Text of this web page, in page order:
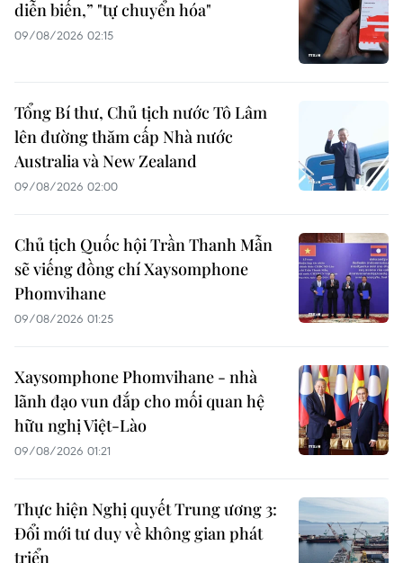
diễn biến,” "tự chuyển hóa"
09/08/2026 02:15
Tổng Bí thư, Chủ tịch nước Tô Lâm
lên đường thăm cấp Nhà nước
Australia và New Zealand
09/08/2026 02:00
Chủ tịch Quốc hội Trần Thanh Mẫn
sẽ viếng đồng chí Xaysomphone
Phomvihane
09/08/2026 01:25
Xaysomphone Phomvihane - nhà
lãnh đạo vun đắp cho mối quan hệ
hữu nghị Việt-Lào
09/08/2026 01:21
Thực hiện Nghị quyết Trung ương 3:
Đổi mới tư duy về không gian phát
triển